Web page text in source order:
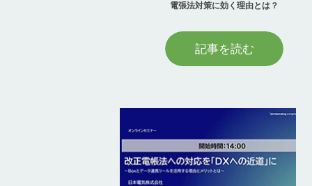
電張法対策に効く理由とは？
記事を読む